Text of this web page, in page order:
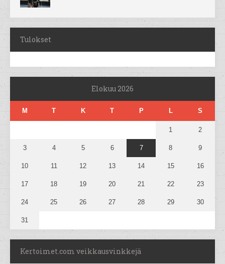
Tulokset
Elokuu 2026
M T K T P L S
1 2
3 4 5 6 7 8 9
10 11 12 13 14 15 16
17 18 19 20 21 22 23
24 25 26 27 28 29 30
31
Kertoimet.com veikkausvinkkejä